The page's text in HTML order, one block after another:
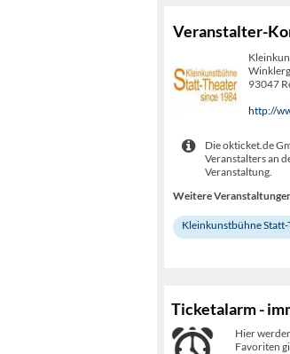
Veranstalter-
93047
http://
Die okticket.de
Veranstalters an
Veranstaltung.
Weitere
Kleinkunstbühne
Ticketalarm -
Hier
Favoriten